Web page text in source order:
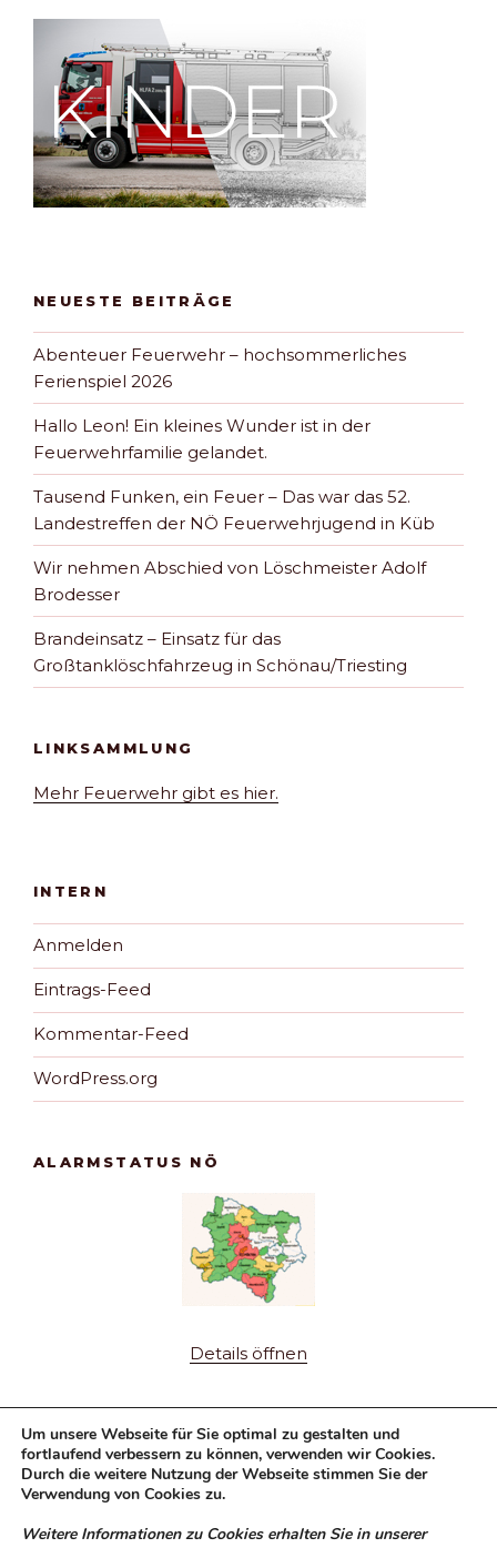
NEUESTE BEITRÄGE
Abenteuer Feuerwehr – hochsommerliches
Ferienspiel 2026
Hallo Leon! Ein kleines Wunder ist in der
Feuerwehrfamilie gelandet.
Tausend Funken, ein Feuer – Das war das 52.
Landestreffen der NÖ Feuerwehrjugend in Küb
Wir nehmen Abschied von Löschmeister Adolf
Brodesser
Brandeinsatz – Einsatz für das
Großtanklöschfahrzeug in Schönau/Triesting
LINKSAMMLUNG
Mehr Feuerwehr gibt es hier.
INTERN
Anmelden
Eintrags-Feed
Kommentar-Feed
WordPress.org
ALARMSTATUS NÖ
Details öffnen
Fuhrpark
Um unsere Webseite für Sie optimal zu gestalten und
fortlaufend verbessern zu können, verwenden wir Cookies.
Durch die weitere Nutzung der Webseite stimmen Sie der
Verwendung von Cookies zu.
Weitere Informationen zu Cookies erhalten Sie in unserer